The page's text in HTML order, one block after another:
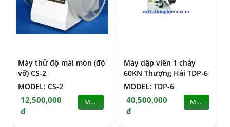
Máy thử độ mài mòn (độ
vỡ) CS-2
MODEL: CS-2
12,500,000
đ
MUA
Máy dập viên 1 chày
60KN Thượng Hải TDP-6
MODEL: TDP-6
40,500,000
đ
MUA